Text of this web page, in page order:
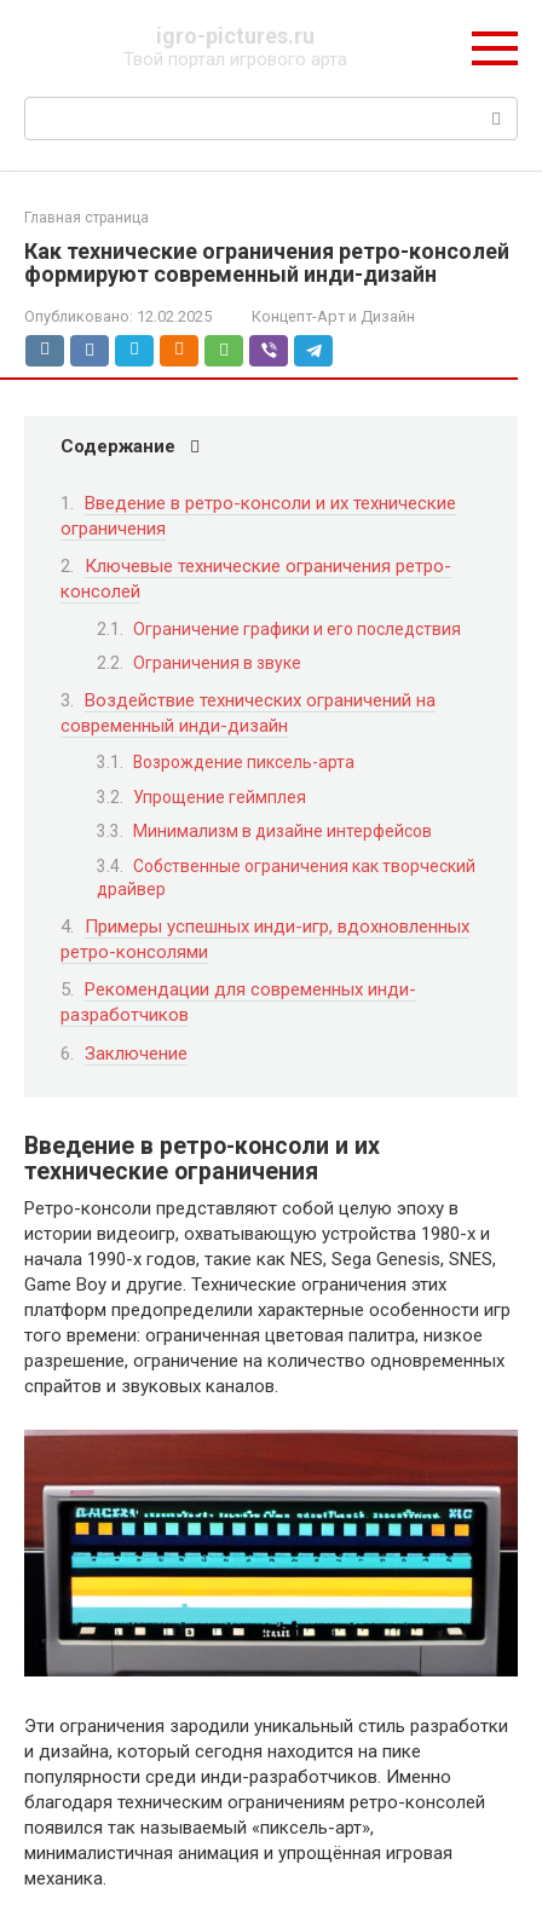
igro-pictures.ru
Твой портал игрового арта
Поиск:
Главная страница
Как технические ограничения ретро-консолей
формируют современный инди-дизайн
Опубликовано: 12.02.2025 Концепт-Арт и Дизайн
Содержание
Введение в ретро-консоли и их технические
ограничения
Ключевые технические ограничения ретро-
консолей
Ограничение графики и его последствия
Ограничения в звуке
Воздействие технических ограничений на
современный инди-дизайн
Возрождение пиксель-арта
Упрощение геймплея
Минимализм в дизайне интерфейсов
Собственные ограничения как творческий
драйвер
Примеры успешных инди-игр, вдохновленных
ретро-консолями
Рекомендации для современных инди-
разработчиков
Заключение
Введение в ретро-консоли и их
технические ограничения
Ретро-консоли представляют собой целую эпоху в
истории видеоигр, охватывающую устройства 1980-х и
начала 1990-х годов, такие как NES, Sega Genesis, SNES,
Game Boy и другие. Технические ограничения этих
платформ предопределили характерные особенности игр
того времени: ограниченная цветовая палитра, низкое
разрешение, ограничение на количество одновременных
спрайтов и звуковых каналов.
Эти ограничения зародили уникальный стиль разработки
и дизайна, который сегодня находится на пике
популярности среди инди-разработчиков. Именно
благодаря техническим ограничениям ретро-консолей
появился так называемый «пиксель-арт»,
минималистичная анимация и упрощённая игровая
механика.